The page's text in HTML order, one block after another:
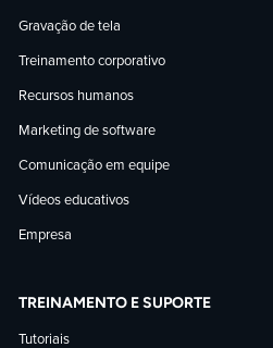
TechSmith
no
Facebook
TechSmith
no
LinkedIn
TechSmith
no
YouTube
Gravação de tela
Treinamento corporativo
Recursos humanos
Marketing de software
Comunicação em equipe
Vídeos educativos
Empresa
TREINAMENTO E SUPORTE
Tutoriais